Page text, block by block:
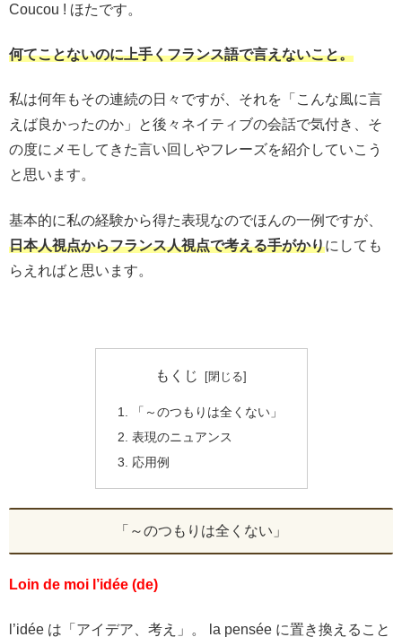
Coucou ! ほたです。
何てことないのに上手くフランス語で言えないこと。
私は何年もその連続の日々ですが、それを「こんな風に言
えば良かったのか」と後々ネイティブの会話で気付き、そ
の度にメモしてきた言い回しやフレーズを紹介していこう
と思います。
基本的に私の経験から得た表現なのでほんの一例ですが、
日本人視点からフランス人視点で考える手がかりにしても
らえればと思います。
もくじ
「～のつもりは全くない」
表現のニュアンス
応用例
「～のつもりは全くない」
Loin de moi l’idée (de)
l’idée は「アイデア、考え」。 la pensée に置き換えること